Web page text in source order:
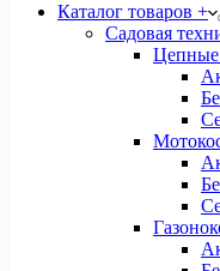
Каталог товаров +
Садовая